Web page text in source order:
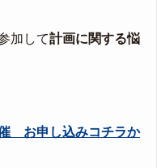
加して計画に関する悩
お申し込みコチラか